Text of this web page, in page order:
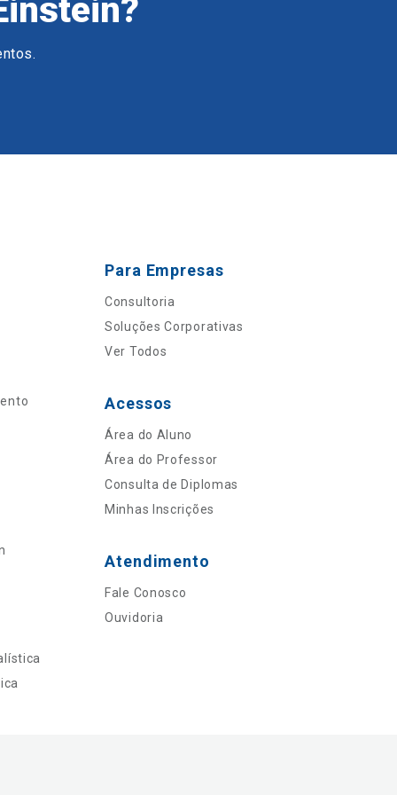
Para Empresas
Consultoria
Soluções Corporativas
Ver Todos
Acessos
Área do Aluno
Área do Professor
Consulta de Diplomas
Minhas Inscrições
Atendimento
Fale Conosco
Ouvidoria